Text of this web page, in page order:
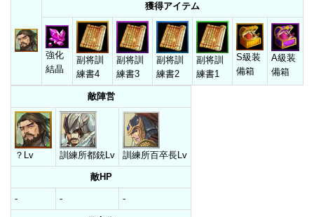
獲得アイテム
強化
結晶
副将訓
練書4
副将訓
練書3
副将訓
練書2
副将訓
練書1
S級装
備箱
A級装
備箱
敵陣営
？Lv 訓練所都銃Lv 訓練所百卒長Lv
敵HP
- - -